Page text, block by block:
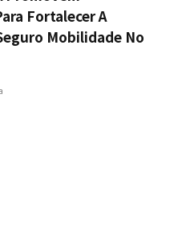
Fortalecer A
Mobilidade No